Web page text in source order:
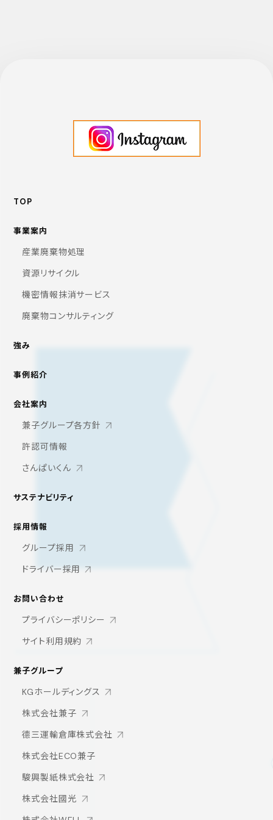
TOP
事業案内
産業廃棄物処理
資源リサイクル
機密情報抹消サービス
廃棄物コンサルティング
強み
事例紹介
会社案内
兼子グループ各方針
許認可情報
さんぱいくん
サステナビリティ
採用情報
グループ採用
ドライバー採用
お問い合わせ
プライバシーポリシー
サイト利用規約
兼子グループ
KGホールディングス
株式会社兼子
德三運輸倉庫株式会社
株式会社ECO兼子
駿興製紙株式会社
株式会社國光